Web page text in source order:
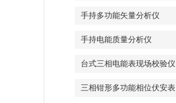
手持多功能矢量分析仪
手持电能质量分析仪
台式三相电能表现场校验仪
三相钳形多功能相位伏安表